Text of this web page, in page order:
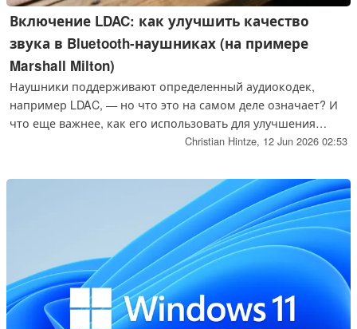
Включение LDAC: как улучшить качество
звука в Bluetooth-наушниках (на примере
Marshall Milton)
Наушники поддерживают определенный аудиокодек,
например LDAC, — но что это на самом деле означает? И
что еще важнее, как его использовать для улучшения
качества звука? На примере модели Marshall Milton мы
разница действительно ощутима.
Christian Hintze, 12 Jun 2026 02:53